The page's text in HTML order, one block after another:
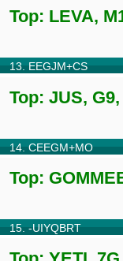
Top: LEVA,
13. EEGJM+CS
Top: JUS,
14. CEEGM+MO
Top:
15. -UIYQBRT